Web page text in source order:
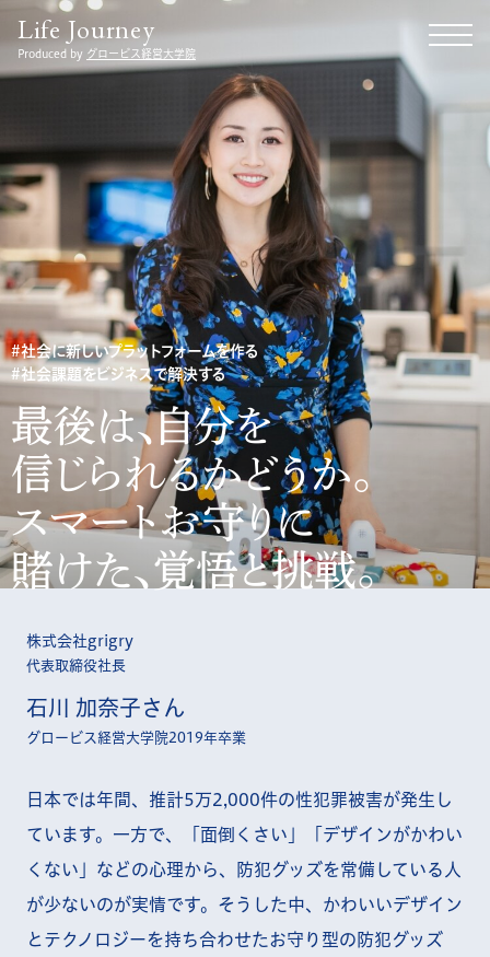
Life Journey
Produced by グロービス経営大学院
社会に新しいプラットフォームを作る
社会課題をビジネスで解決する
最後は、自分を
信じられるかどうか。
スマートお守りに
賭けた、覚悟と挑戦。
株式会社grigry
代表取締役社長
石川 加奈子さん
グロービス経営大学院2019年卒業
日本では年間、推計5万2,000件の性犯罪被害が発生し
ています。一方で、「面倒くさい」「デザインがかわい
くない」などの心理から、防犯グッズを常備している人
が少ないのが実情です。そうした中、かわいいデザイン
とテクノロジーを持ち合わせたお守り型の防犯グッズ